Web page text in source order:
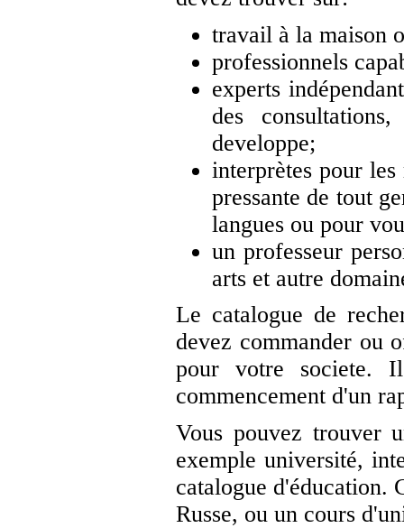
travail à la maison
professionnels
experts
des
developpe;
interprètes pour
pressante de tout
langues ou pour
un professeur
arts et autre
Le catalogue de
devez commander ou
pour votre societe.
commencement d'un
Vous pouvez trouver
exemple université,
catalogue d'éducation.
Russe, ou un cours